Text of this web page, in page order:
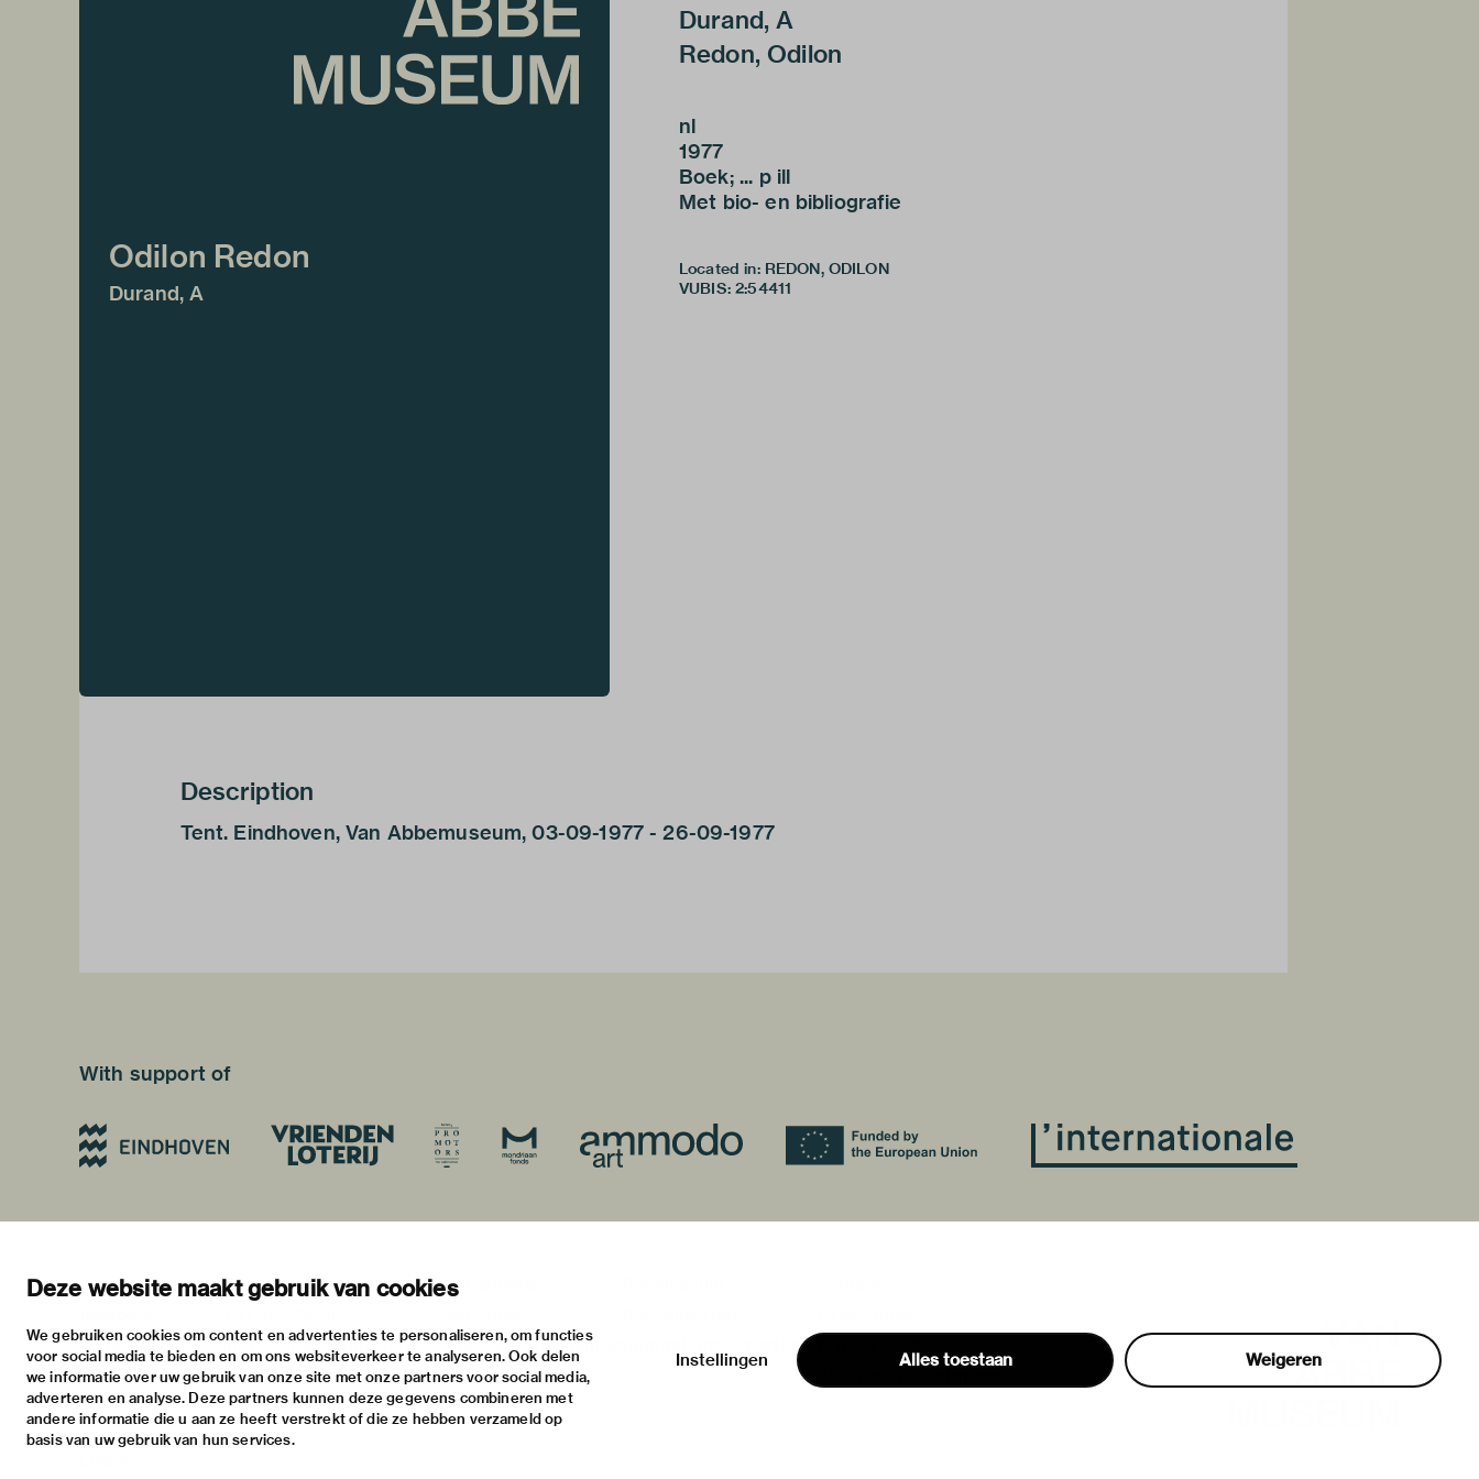
Deze website maakt gebruik van cookies
We gebruiken cookies om content en advertenties te personaliseren, om functies
voor social media te bieden en om ons websiteverkeer te analyseren. Ook delen
we informatie over uw gebruik van onze site met onze partners voor social media,
adverteren en analyse. Deze partners kunnen deze gegevens combineren met
andere informatie die u aan ze heeft verstrekt of die ze hebben verzameld op
basis van uw gebruik van hun services.
Alles toestaan Weigeren
Instellingen
Odilon Redon
Durand, A
Durand, A
Redon, Odilon
nl
1977
Boek; ... p ill
Met bio- en bibliografie
Located in: REDON, ODILON
VUBIS: 2:54411
Description
Tent. Eindhoven, Van Abbemuseum, 03-09-1977 - 26-09-1977
With support of
newsletter
instagram
twitter
linkedin
stratumsedijk 2 eindhoven
info@vanabbemuseum.nl
exhibitions
practical information
foundations & partners